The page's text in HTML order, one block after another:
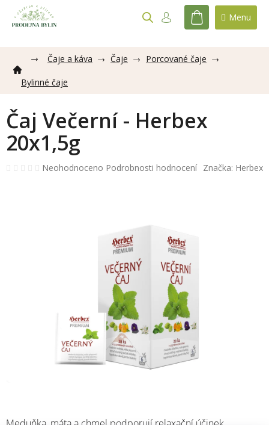
obsah
NÁKUPNÍ
Čaje a káva Čaje Porcované čaje
Bylinné čaje
Čaj Večerní - Herbex
20x1,5g
Průměrné
Neohodnoceno Podrobnosti hodnocení Značka: Herbex